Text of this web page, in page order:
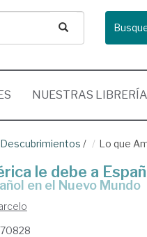
NUESTRAS
/ Lo que
le debe a
en el Nuevo Mundo